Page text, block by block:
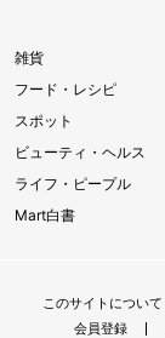
雑貨
フード・レシピ
スポット
ビューティ・ヘルス
ライフ・ピープル
Mart白書
このサイトについて
会員登録